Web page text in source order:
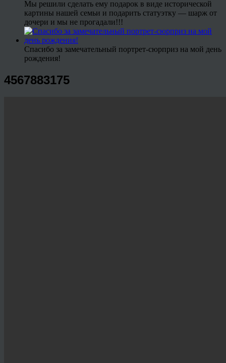
Мы решили сделать ему подарок в виде исторической
картины нашей семьи и подарить статуэтку — шарж от
дочери и мы не прогадали!!!
Спасибо за замечательный портрет-сюрприз на мой день
рождения!
4567883175